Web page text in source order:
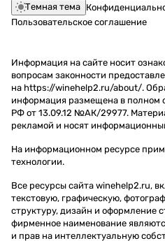
Темная тема
Пользовательское соглашение
Информация на сайте носит
вопросам законности
на https://winehelp2.ru/about/.
информация размещена в полном
РФ от 13.09.12 №АК/29977.
рекламой и носят
На информационном ресурсе
технологии.
Все ресурсы сайта winehelp2.ru,
текстовую, графическую,
структуру, дизайн и оформление
фирменное наименование
и прав на интеллектуальную